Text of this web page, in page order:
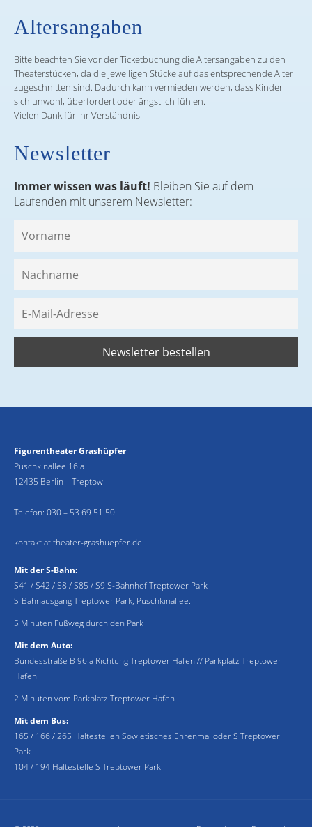
Altersangaben
Bitte beachten Sie vor der Ticketbuchung die Altersangaben zu den
Theaterstücken, da die jeweiligen Stücke auf das entsprechende Alter
zugeschnitten sind. Dadurch kann vermieden werden, dass Kinder
sich unwohl, überfordert oder ängstlich fühlen.
Vielen Dank für Ihr Verständnis
Newsletter
Immer wissen was läuft! Bleiben Sie auf dem
Laufenden mit unserem Newsletter:
Figurentheater Grashüpfer
Puschkinallee 16 a
12435 Berlin – Treptow
Telefon: 030 – 53 69 51 50
kontakt at theater-grashuepfer.de
Mit der S-Bahn:
S41 / S42 / S8 / S85 / S9 S-Bahnhof Treptower Park
S-Bahnausgang Treptower Park, Puschkinallee.
5 Minuten Fußweg durch den Park
Mit dem Auto:
Bundesstraße B 96 a Richtung Treptower Hafen // Parkplatz Treptower
Hafen
2 Minuten vom Parkplatz Treptower Hafen
Mit dem Bus:
165 / 166 / 265 Haltestellen Sowjetisches Ehrenmal oder S Treptower
Park
104 / 194 Haltestelle S Treptower Park